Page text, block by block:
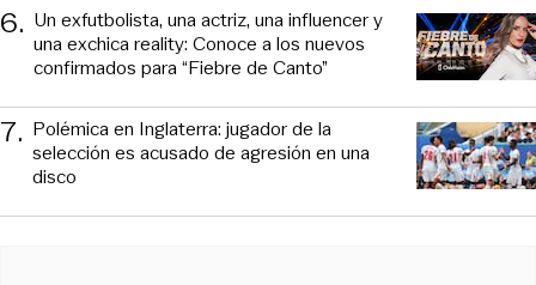
6. Un exfutbolista, una actriz, una influencer y
una exchica reality: Conoce a los nuevos
confirmados para “Fiebre de Canto”
7. Polémica en Inglaterra: jugador de la
selección es acusado de agresión en una
disco